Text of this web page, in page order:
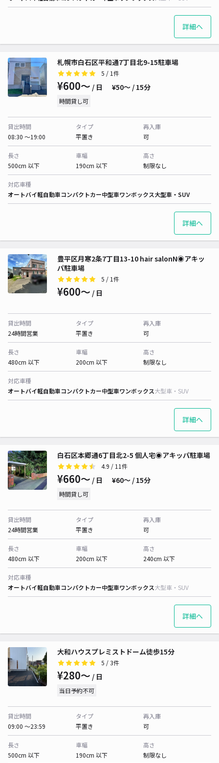
詳細へ
札幌市白石区平和通7丁目北9-15駐車場
5 / 1件
¥600〜 / 日 ¥50〜 / 15分
時間貸し可
貸出時間
08:30 〜19:00
タイプ
平置き
再入庫
可
長さ
500cm 以下
車幅
190cm 以下
高さ
制限なし
対応車種
オートバイ軽自動車コンパクトカー中型車ワンボックス大型車・SUV
詳細へ
豊平区月寒2条7丁目13-10 hair salonN◉アキッ
パ駐車場
5 / 1件
¥600〜 / 日
貸出時間
24時間営業
タイプ
平置き
再入庫
可
長さ
480cm 以下
車幅
200cm 以下
高さ
制限なし
対応車種
オートバイ軽自動車コンパクトカー中型車ワンボックス大型車・SUV
詳細へ
白石区本郷通6丁目北2-5 個人宅◉アキッパ駐車場
4.9 / 11件
¥660〜 / 日 ¥60〜 / 15分
時間貸し可
貸出時間
24時間営業
タイプ
平置き
再入庫
可
長さ
480cm 以下
車幅
200cm 以下
高さ
240cm 以下
対応車種
オートバイ軽自動車コンパクトカー中型車ワンボックス大型車・SUV
詳細へ
大和ハウスプレミストドーム徒歩15分
5 / 3件
¥280〜 / 日
当日予約不可
貸出時間
09:00 〜23:59
タイプ
平置き
再入庫
可
長さ
500cm 以下
車幅
190cm 以下
高さ
制限なし